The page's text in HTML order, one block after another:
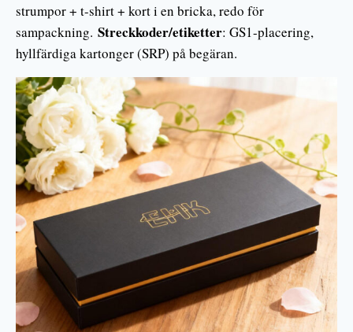
strumpor + t-shirt + kort i en bricka, redo för
sampackning. Streckkoder/etiketter: GS1-placering,
hyllfärdiga kartonger (SRP) på begäran.